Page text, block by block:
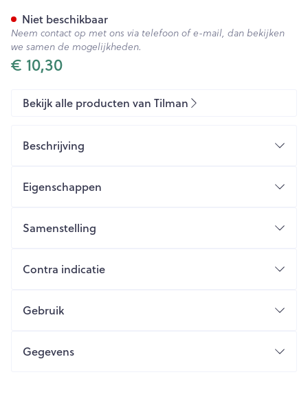
€ 10,30
Niet beschikbaar
Neem contact op met ons via telefoon of e-mail, dan bekijken
we samen de mogelijkheden.
Bekijk alle producten van Tilman
Beschrijving
Eigenschappen
Samenstelling
Contra indicatie
Gebruik
Gegevens